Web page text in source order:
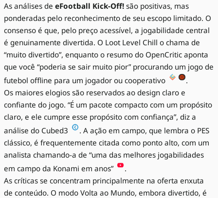
As análises de eFootball Kick-Off! são positivas, mas
ponderadas pelo reconhecimento de seu escopo limitado. O
consenso é que, pelo preço acessível, a jogabilidade central
é genuinamente divertida. O Loot Level Chill o chama de
“muito divertido”, enquanto o resumo do OpenCritic aponta
que você “poderia se sair muito pior” procurando um jogo de
futebol offline para um jogador ou cooperativo
.
Os maiores elogios são reservados ao design claro e
confiante do jogo. “É um pacote compacto com um propósito
claro, e ele cumpre esse propósito com confiança”, diz a
análise do Cubed3
. A ação em campo, que lembra o PES
clássico, é frequentemente citada como ponto alto, com um
analista chamando-a de “uma das melhores jogabilidades
em campo da Konami em anos”
.
As críticas se concentram principalmente na oferta enxuta
de conteúdo. O modo Volta ao Mundo, embora divertido, é